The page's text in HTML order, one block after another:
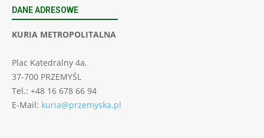
DANE ADRESOWE
KURIA METROPOLITALNA
Plac Katedralny 4a,
37-700 PRZEMYŚL
Tel.: +48 16 678 66 94
E-Mail: kuria@przemyska.pl